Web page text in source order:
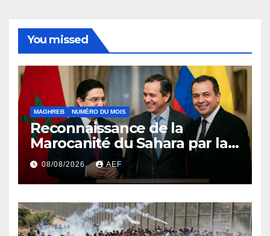
You missed
MAGHREB NUMÉRO DU MOIS
Reconnaissance de la
Marocanité du Sahara par la
Colombie ou l’effet domino
de la résolution 2797 du
conseil de sécurité
08/08/2026 AEF